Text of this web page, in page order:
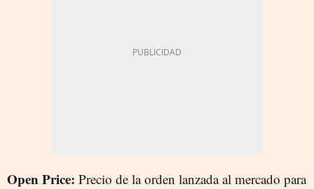
Open Price: Precio de la orden lanzada al mercado para